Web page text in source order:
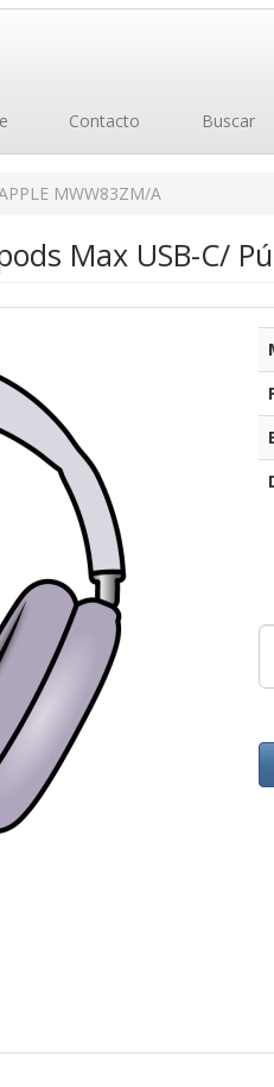
Contacto Buscar
MWW83ZM/A
Max USB-C/